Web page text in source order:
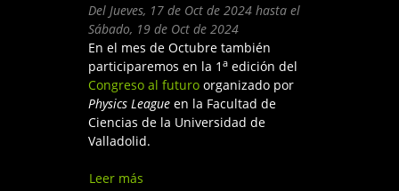
Del Jueves, 17 de Oct de 2024 hasta el
Sábado, 19 de Oct de 2024
En el mes de Octubre también
participaremos en la 1 a edición del
Congreso al futuro organizado por
Physics League en la Facultad de
Ciencias de la Universidad de
Valladolid.
Leer más